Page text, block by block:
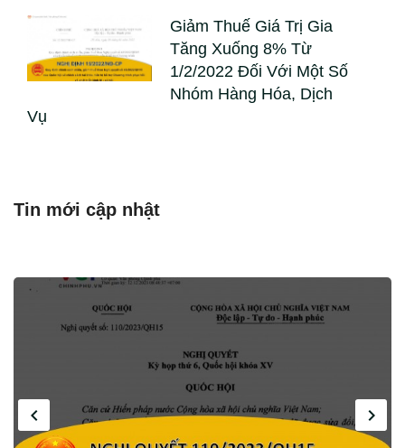
Giảm Thuế Giá Trị Gia
Tăng Xuống 8% Từ
1/2/2022 Đối Với Một Số
Nhóm Hàng Hóa, Dịch
Vụ
Tin mới cập nhật
navigate_next
navigate_before